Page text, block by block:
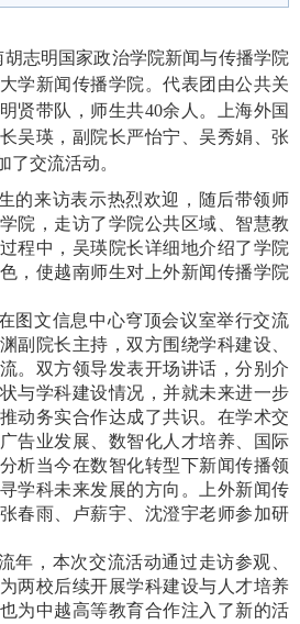
志明国家政治学院新闻与传播学院
学新闻传播学院。代表团由公共关
贤带队，师生共40余人。上海外国
吴瑛，副院长严怡宁、吴秀娟、张
了交流活动。
的来访表示热烈欢迎，随后带领师
院，走访了学院公共区域、智慧教
程中，吴瑛院长详细地介绍了学院
，使越南师生对上外新闻传播学院
图文信息中心穹顶会议室举行交流
副院长主持，双方围绕学科建设、
。双方领导发表开场讲话，分别介
与学科建设情况，并就未来进一步
动务实合作达成了共识。在学术交
告业发展、数智化人才培养、国际
析当今在数智化转型下新闻传播领
学科未来发展的方向。上外新闻传
春雨、卢薪宇、沈澄宇老师参加研
年，本次交流活动通过走访参观、
两校后续开展学科建设与人才培养
为中越高等教育合作注入了新的活